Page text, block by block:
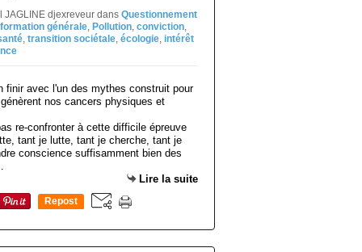
JAGLINE djexreveur dans Questionnement
générale, Pollution, conviction,
, transition sociétale, écologie, intérêt
re-confronter à cette difficile épreuve
tant je lutte, tant je cherche, tant je
conscience suffisamment bien des
Lire la suite
Repost